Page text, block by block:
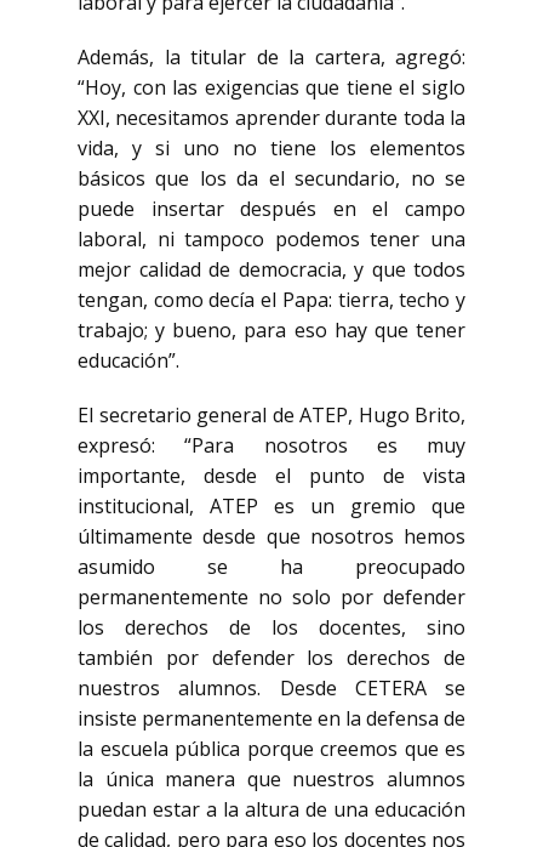
Además, la titular de la cartera, agregó:
“Hoy, con las exigencias que tiene el siglo
XXI, necesitamos aprender durante toda la
vida, y si uno no tiene los elementos
básicos que los da el secundario, no se
puede insertar después en el campo
laboral, ni tampoco podemos tener una
mejor calidad de democracia, y que todos
tengan, como decía el Papa: tierra, techo y
trabajo; y bueno, para eso hay que tener
educación”.
El secretario general de ATEP, Hugo Brito,
expresó: “Para nosotros es muy
importante, desde el punto de vista
institucional, ATEP es un gremio que
últimamente desde que nosotros hemos
asumido se ha preocupado
permanentemente no solo por defender
los derechos de los docentes, sino
también por defender los derechos de
nuestros alumnos. Desde CETERA se
insiste permanentemente en la defensa de
la escuela pública porque creemos que es
la única manera que nuestros alumnos
puedan estar a la altura de una educación
de calidad, pero para eso los docentes nos